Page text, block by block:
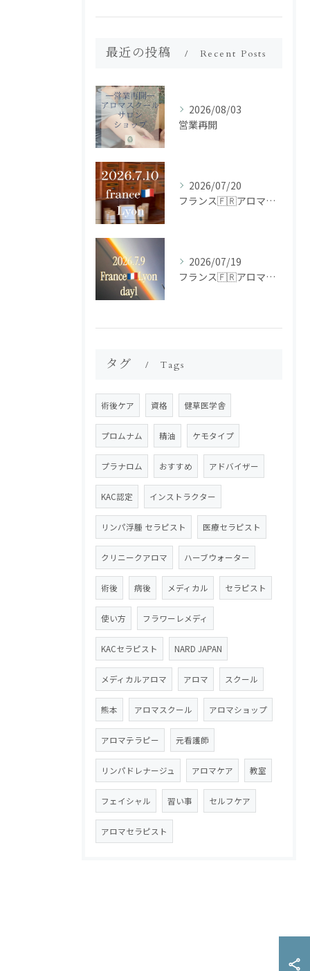
最近の投稿 Recent Posts
2026/08/03
営業再開
2026/07/20
フランス🇫🇷アロマ研修ツアー𝗱𝗮𝘆𝟮
2026/07/19
フランス🇫🇷アロマ研修ツアー𝗱𝗮𝘆𝟭
タグ Tags
術後ケア 資格 健草医学舎
プロムナム 精油 ケモタイプ
プラナロム おすすめ アドバイザー
KAC認定 インストラクター
リンパ浮腫 セラピスト 医療セラピスト
クリニークアロマ ハーブウォーター
術後 病後 メディカル セラピスト
使い方 フラワーレメディ
KACセラピスト NARD JAPAN
メディカルアロマ アロマ スクール
熊本 アロマスクール アロマショップ
アロマテラピー 元看護師
リンパドレナージュ アロマケア 教室
フェイシャル 習い事 セルフケア
アロマセラピスト